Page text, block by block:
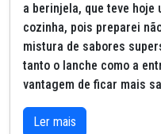
a berinjela, que teve hoje
cozinha, pois preparei
mistura de sabores
tanto o lanche como a
vantagem de ficar mais
Ler mais